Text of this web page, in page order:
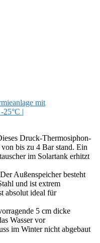
mit
25°C |
Druck-Thermosiphon-
bis zu 4 Bar stand. Ein
im Solartank erhitzt
Außenspeicher besteht
und ist extrem
absolut ideal für
5 cm dicke
Wasser vor
im Winter nicht abgebaut